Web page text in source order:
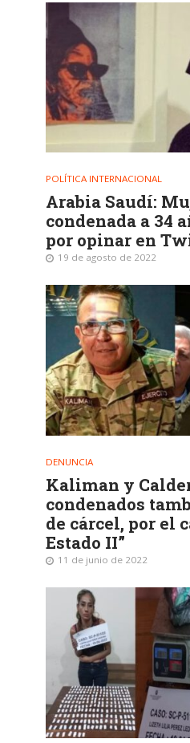
POLÍTICA INTERNACIONAL
Arabia Saudí:
condenada a 34
por opinar en
19 de agosto de 2022
DENUNCIA
Kaliman y
condenados
de cárcel, por el
Estado II”
11 de junio de 2022